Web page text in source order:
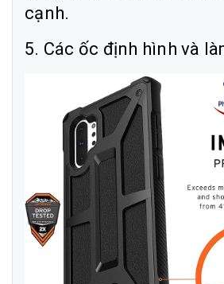
cạnh.
5. Các ốc định hình và